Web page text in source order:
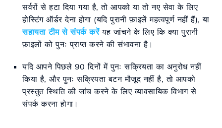
सर्वरों से हटा दिया गया है, तो आपको या तो नए सेवा के लिए
होस्टिंग ऑर्डर देना होगा (यदि पुरानी फ़ाइलें महत्वपूर्ण नहीं हैं), या
सहायता टीम से संपर्क करेंयह जांचने के लिए कि क्या पुरानी
फ़ाइलों को पुनः प्राप्त करने की संभावना है।
यदि आपने पिछले 90 दिनों में पुनः सक्रियता का अनुरोध नहीं
किया है, और पुनः सक्रियता बटन मौजूद नहीं है, तो आपको
प्रस्तुत स्थिति की जांच करने के लिए व्यावसायिक विभाग से
संपर्क करना होगा।